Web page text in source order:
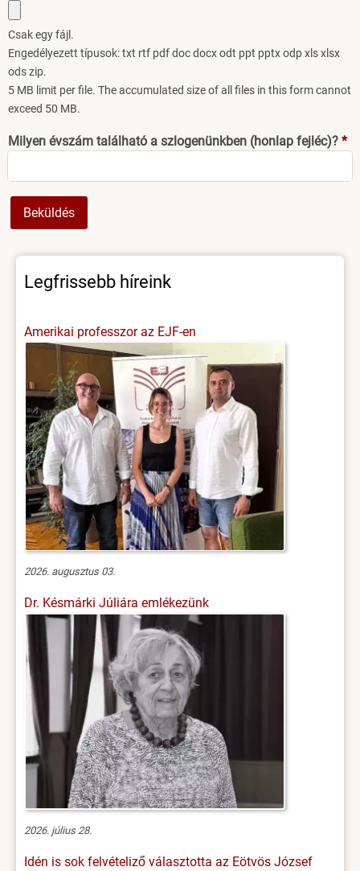
Csak egy fájl.
Engedélyezett típusok: txt rtf pdf doc docx odt ppt pptx odp xls xlsx
ods zip.
5 MB limit per file. The accumulated size of all files in this form cannot
exceed 50 MB.
Milyen évszám található a szlogenünkben (honlap fejléc)?
Legfrissebb híreink
Amerikai professzor az EJF-en
2026. augusztus 03.
Dr. Késmárki Júliára emlékezünk
2026. július 28.
Idén is sok felvételiző választotta az Eötvös József